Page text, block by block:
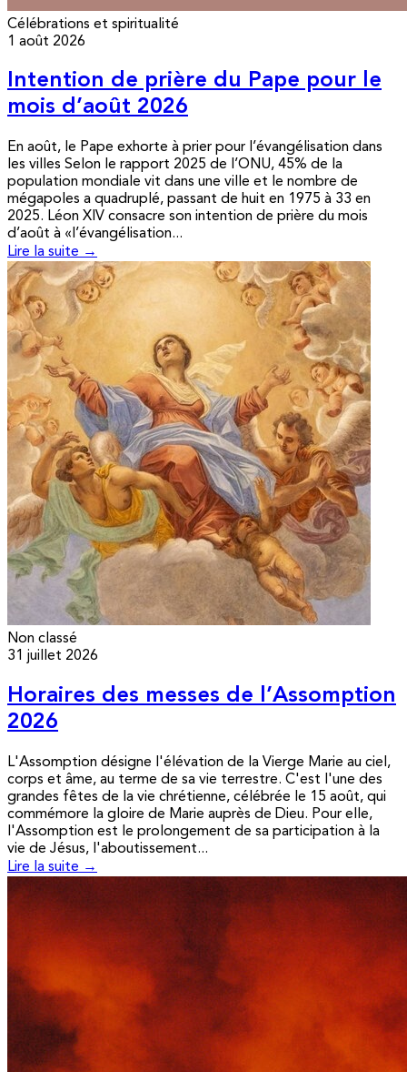
Célébrations et spiritualité
1 août 2026
Intention de prière du Pape pour le
mois d’août 2026
En août, le Pape exhorte à prier pour l’évangélisation dans
les villes Selon le rapport 2025 de l’ONU, 45% de la
population mondiale vit dans une ville et le nombre de
mégapoles a quadruplé, passant de huit en 1975 à 33 en
2025. Léon XIV consacre son intention de prière du mois
d’août à «l’évangélisation...
Lire la suite →
Non classé
31 juillet 2026
Horaires des messes de l’Assomption
2026
L'Assomption désigne l'élévation de la Vierge Marie au ciel,
corps et âme, au terme de sa vie terrestre. C'est l'une des
grandes fêtes de la vie chrétienne, célébrée le 15 août, qui
commémore la gloire de Marie auprès de Dieu. Pour elle,
l'Assomption est le prolongement de sa participation à la
vie de Jésus, l'aboutissement...
Lire la suite →